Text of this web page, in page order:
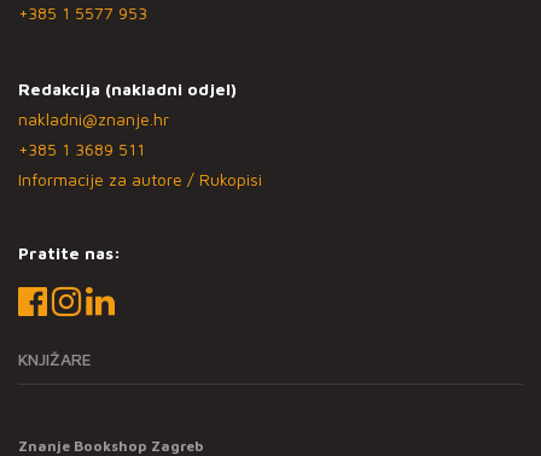
+385 1 5577 953
Redakcija (nakladni odjel)
nakladni@znanje.hr
+385 1 3689 511
Informacije za autore / Rukopisi
Pratite nas:
KNJIŽARE
Znanje Bookshop Zagreb